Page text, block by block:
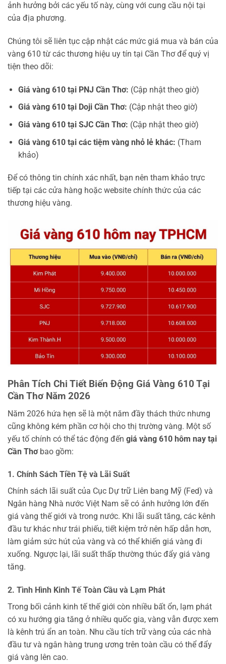
ảnh hưởng bởi các yếu tố này, cùng với cung cầu nội tại
của địa phương.
Chúng tôi sẽ liên tục cập nhật các mức giá mua và bán của
vàng 610 từ các thương hiệu uy tín tại Cần Thơ để quý vị
tiện theo dõi:
Giá vàng 610 tại PNJ Cần Thơ: (Cập nhật theo giờ)
Giá vàng 610 tại Doji Cần Thơ: (Cập nhật theo giờ)
Giá vàng 610 tại SJC Cần Thơ: (Cập nhật theo giờ)
Giá vàng 610 tại các tiệm vàng nhỏ lẻ khác: (Tham
khảo)
Để có thông tin chính xác nhất, bạn nên tham khảo trực
tiếp tại các cửa hàng hoặc website chính thức của các
thương hiệu vàng.
Phân Tích Chi Tiết Biến Động Giá Vàng 610 Tại
Cần Thơ Năm 2026
Năm 2026 hứa hẹn sẽ là một năm đầy thách thức nhưng
cũng không kém phần cơ hội cho thị trường vàng. Một số
yếu tố chính có thể tác động đến giá vàng 610 hôm nay tại
Cần Thơbao gồm:
1. Chính Sách Tiền Tệ và Lãi Suất
Chính sách lãi suất của Cục Dự trữ Liên bang Mỹ (Fed) và
Ngân hàng Nhà nước Việt Nam sẽ có ảnh hưởng lớn đến
giá vàng thế giới và trong nước. Khi lãi suất tăng, các kênh
đầu tư khác như trái phiếu, tiết kiệm trở nên hấp dẫn hơn,
làm giảm sức hút của vàng và có thể khiến giá vàng đi
xuống. Ngược lại, lãi suất thấp thường thúc đẩy giá vàng
tăng.
2. Tình Hình Kinh Tế Toàn Cầu và Lạm Phát
Trong bối cảnh kinh tế thế giới còn nhiều bất ổn, lạm phát
có xu hướng gia tăng ở nhiều quốc gia, vàng vẫn được xem
là kênh trú ẩn an toàn. Nhu cầu tích trữ vàng của các nhà
đầu tư và ngân hàng trung ương trên toàn cầu có thể đẩy
giá vàng lên cao.